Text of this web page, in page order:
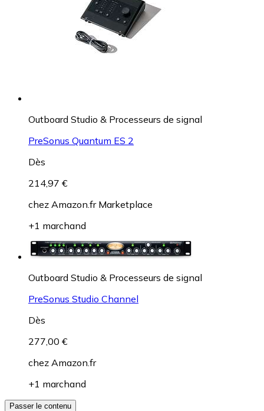
Outboard Studio & Processeurs de signal
PreSonus Quantum ES 2
Dès
214,97 €
chez Amazon.fr Marketplace
+1 marchand
Outboard Studio & Processeurs de signal
PreSonus Studio Channel
Dès
277,00 €
chez Amazon.fr
+1 marchand
Passer le contenu